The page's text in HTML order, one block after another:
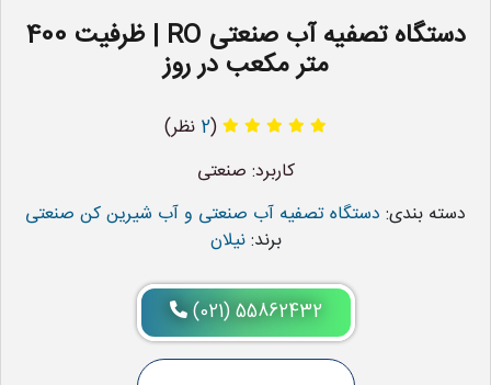
دستگاه تصفیه آب صنعتی RO | ظرفیت 400
متر مکعب در روز
(
2 نظر)
کاربرد: صنعتی
دسته بندی: دستگاه تصفیه آب صنعتی و آب شیرین کن صنعتی
برند:نیلان
(021) 55862432